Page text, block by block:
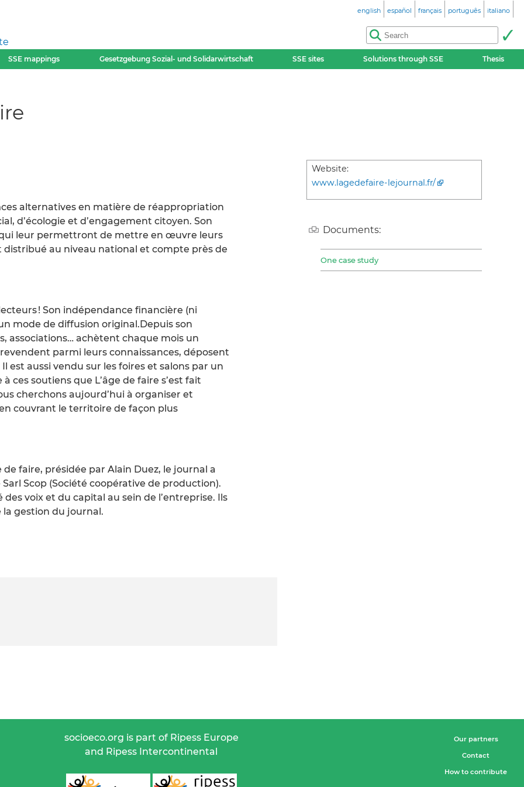
english español français português italiano
SSE mappings Gesetzgebung Sozial- und Solidarwirtschaft SSE sites Solutions through SSE Thesis
alternatives en matière de réappropriation
d’écologie et d’engagement citoyen. Son
leur permettront de mettre en œuvre leurs
distribué au niveau national et compte près de
! Son indépendance financière (ni
mode de diffusion original.Depuis son
associations… achètent chaque mois un
parmi leurs connaissances, déposent
est aussi vendu sur les foires et salons par un
ces soutiens que L’âge de faire s’est fait
cherchons aujourd’hui à organiser et
couvrant le territoire de façon plus
de faire, présidée par Alain Duez, le journal a
Scop (Société coopérative de production).
voix et du capital au sein de l’entreprise. Ils
gestion du journal.
Website:
www.lagedefaire-lejournal.fr/
Documents:
One case study
socioeco.org is part of Ripess Europe
and Ripess Intercontinental
Our partners
Contact
How to contribute